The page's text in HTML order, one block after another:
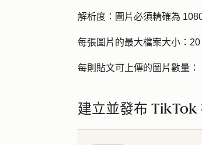
解析度： 圖片必須精確為
每張圖片 的最大檔案大小： 20
每則貼文可上傳的圖片數量：
建立並發布 TikTok